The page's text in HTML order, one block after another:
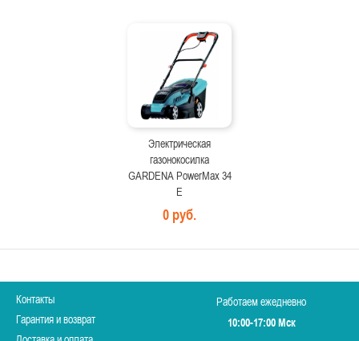
Электрическая
газонокосилка
GARDENA PowerMax 34
E
0 руб.
Контакты
Гарантия и возврат
Работаем ежедневно
10:00-17:00 Мск